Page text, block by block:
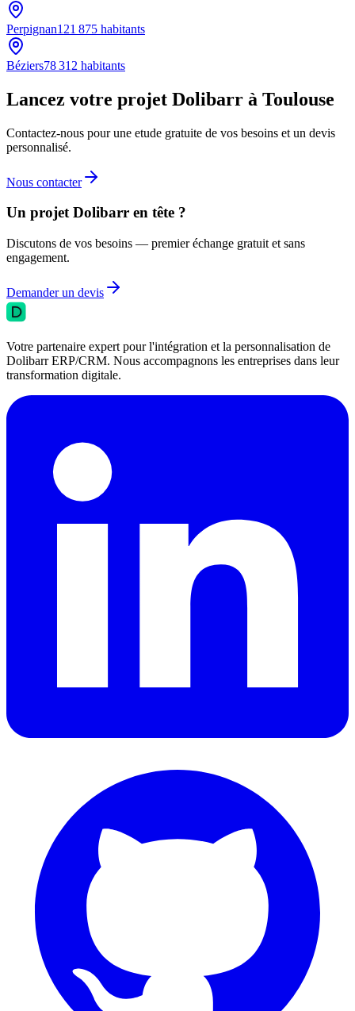
Perpignan121 875 habitants
Béziers78 312 habitants
Lancez votre projet Dolibarr à Toulouse
Contactez-nous pour une etude gratuite de vos besoins et un devis
personnalisé.
Nous contacter
Un projet Dolibarr en tête ?
Discutons de vos besoins — premier échange gratuit et sans
engagement.
Demander un devis
Votre partenaire expert pour l'intégration et la personnalisation de
Dolibarr ERP/CRM. Nous accompagnons les entreprises dans leur
transformation digitale.